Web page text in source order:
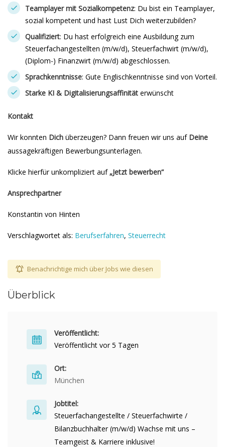
Teamplayer mit Sozialkompetenz: Du bist ein Teamplayer,
sozial kompetent und hast Lust Dich weiterzubilden?
Qualifiziert: Du hast erfolgreich eine Ausbildung zum
Steuerfachangestellten (m/w/d), Steuerfachwirt (m/w/d),
(Diplom-) Finanzwirt (m/w/d) abgeschlossen.
Sprachkenntnisse: Gute Englischkenntnisse sind von Vorteil.
Starke KI & Digitalisierungsaffinität erwünscht
Kontakt
Wir konnten Dich überzeugen? Dann freuen wir uns auf Deine
aussagekräftigen Bewerbungsunterlagen.
Klicke hierfür unkompliziert auf„Jetzt bewerben“
Ansprechpartner
Konstantin von Hinten
Verschlagwortet als: Berufserfahren, Steuerrecht
Benachrichtige mich über Jobs wie diesen
Überblick
Veröffentlicht:
Veröffentlicht vor 5 Tagen
Ort:
München
Jobtitel:
Steuerfachangestellte / Steuerfachwirte /
Bilanzbuchhalter (m/w/d) Wachse mit uns –
Teamgeist & Karriere inklusive!